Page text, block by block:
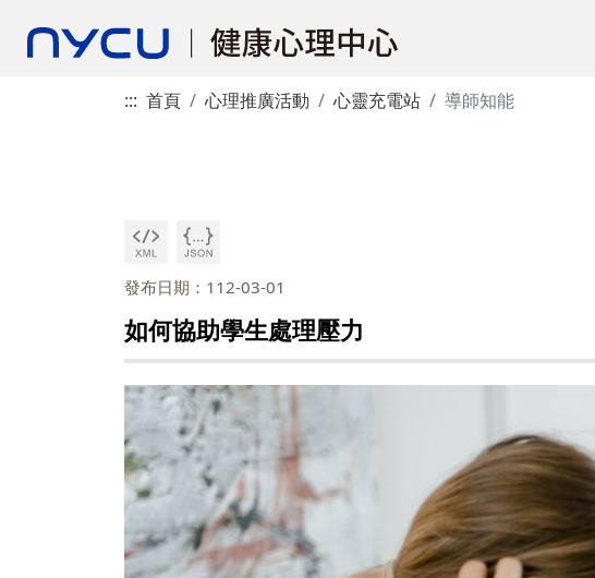
::: 首頁 心理推廣活動 心靈充電站 導師知能
發布日期：112-03-01
如何協助學生處理壓力